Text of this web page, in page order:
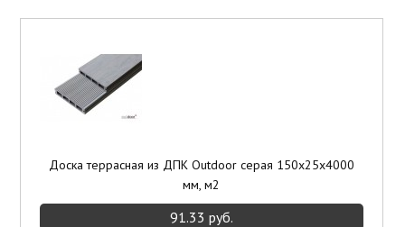
Доска террасная из ДПК Outdoor серая 150х25х4000
мм, м2
91.33 руб.